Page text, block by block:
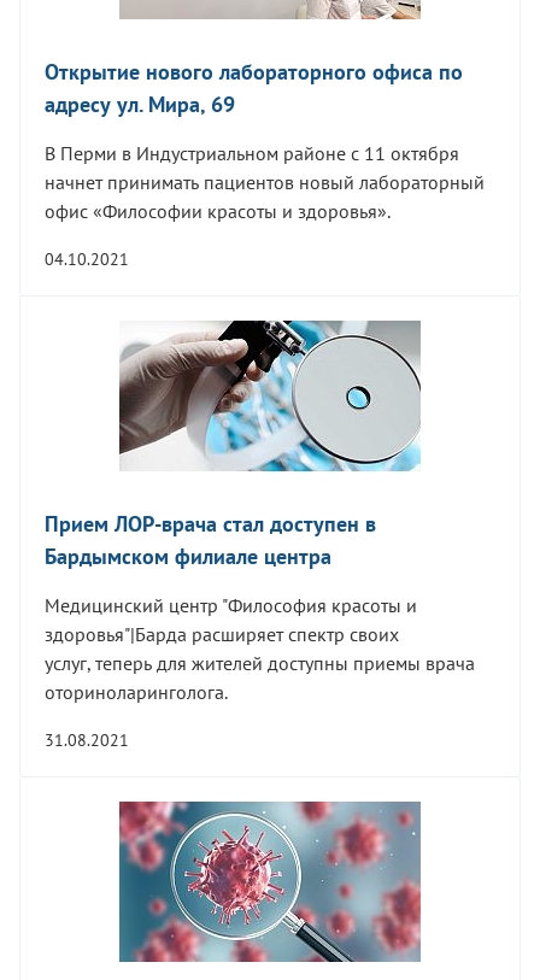
Открытие нового лабораторного офиса по
адресу ул. Мира, 69
В Перми в Индустриальном районе с 11 октября
начнет принимать пациентов новый лабораторный
офис «Философии красоты и здоровья».
04.10.2021
Прием ЛОР-врача стал доступен в
Бардымском филиале центра
Медицинский центр "Философия красоты и
здоровья"|Барда расширяет спектр своих
услуг, теперь для жителей доступны приемы врача
оториноларинголога.
31.08.2021